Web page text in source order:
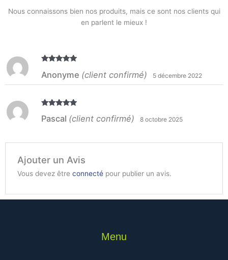
Nous connaissons bien nos produits, mais ce sont nos clients qui
en parlent le mieux !
5
Anonyme (client confirmé) 5 décembre 2022
5
Pascal (client confirmé) 8 octobre 2025
Ajouter un Avis
Vous devez être connectépour publier un avis.
Menu